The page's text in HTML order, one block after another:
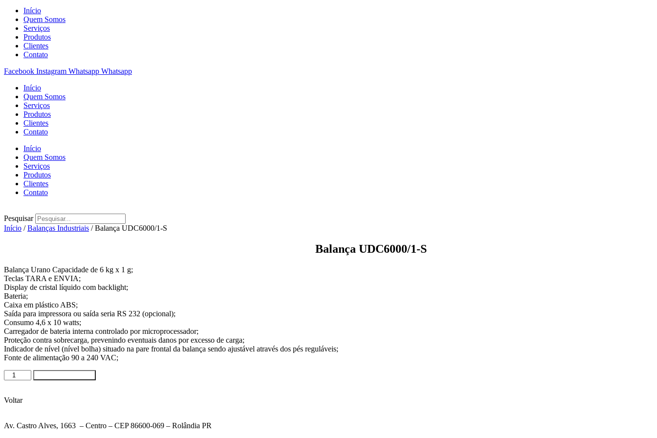
Início
Quem Somos
Serviços
Produtos
Clientes
Contato
Facebook Instagram Whatsapp Whatsapp
Início
Quem Somos
Serviços
Produtos
Clientes
Contato
Início
Quem Somos
Serviços
Produtos
Clientes
Contato
Pesquisar
Início /Balanças Industriais / Balança UDC6000/1-S
Balança UDC6000/1-S
Balança Urano Capacidade de 6 kg x 1 g;
Teclas TARA e ENVIA;
Display de cristal líquido com backlight;
Bateria;
Caixa em plástico ABS;
Saída para impressora ou saída seria RS 232 (opcional);
Consumo 4,6 x 10 watts;
Carregador de bateria interna controlado por microprocessador;
Proteção contra sobrecarga, prevenindo eventuais danos por excesso de carga;
Indicador de nível (nível bolha) situado na pare frontal da balança sendo ajustável através dos pés reguláveis;
Fonte de alimentação 90 a 240 VAC;
Balança
UDC6000/1-
quantidade
Voltar
Av. Castro Alves, 1663 – Centro – CEP 86600-069 – Rolândia PR